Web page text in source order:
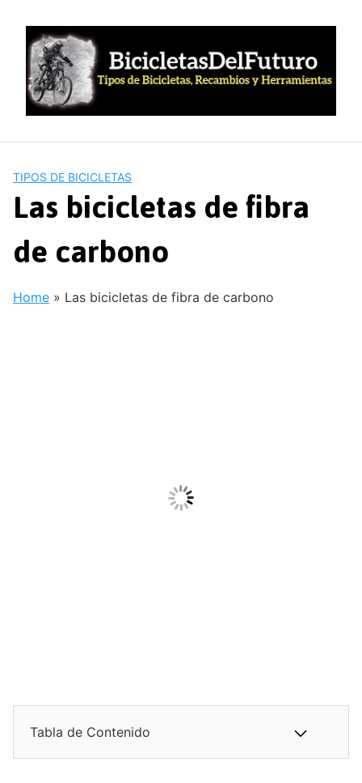
contenido
TIPOS DE BICICLETAS
Las bicicletas de fibra
de carbono
Home » Las bicicletas de fibra de carbono
Tabla de Contenido